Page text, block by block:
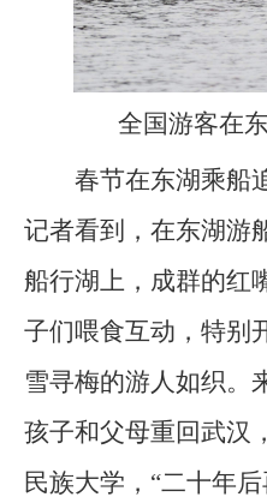
全国游客在
春节在东湖乘船
记者看到，在东湖游
船行湖上，成群的红
子们喂食互动，特别
雪寻梅的游人如织。
孩子和父母重回武汉
民族大学，“二十年